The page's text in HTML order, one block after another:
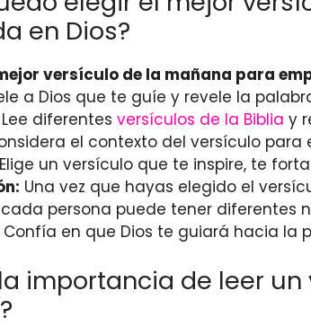
en Dios?
versículo de la mañana para
a Dios que te guíe y revele la
Lee diferentes versículos de la Biblia y
el contexto del versículo
Elige un versículo que te inspire, te
Una vez que hayas elegido el
persona puede tener diferentes
en que Dios te guiará hacia
importancia de leer